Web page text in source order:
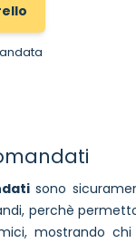
sono
perchè
mostrando chi